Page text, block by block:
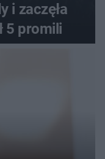
i zaczęła
5 promili